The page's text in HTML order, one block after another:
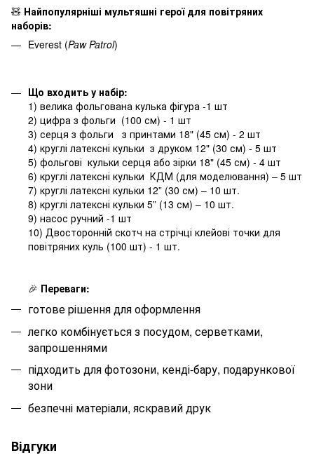
🧸 Найпопулярніші мультяшні герої для повітряних
наборів:
Everest (Paw Patrol)
Що входить у набір:
1) велика фольгована кулька фігура -1 шт
2) цифра з фольги (100 см) - 1 шт
3) серця з фольги з принтами 18" (45 см) - 2 шт
4) круглі латексні кульки з друком 12" (30 см) - 5 шт
5) фольгові кульки серця або зірки 18" (45 см) - 4 шт
6) круглі латексні кульки КДМ (для моделювання) – 5 шт
7) круглі латексні кульки 12” (30 см) – 10 шт.
8) круглі латексні кульки 5” (13 см) – 10 шт.
9) насос ручний -1 шт
10) Двосторонній скотч на стрічці клейові точки для
повітряних куль (100 шт) - 1 шт.
🎉 Переваги:
готове рішення для оформлення
легко комбінується з посудом, серветками,
запрошеннями
підходить для фотозони, кенді-бару, подарункової
зони
безпечні матеріали, яскравий друк
Відгуки